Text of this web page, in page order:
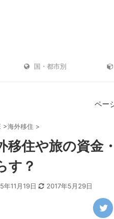
国・都市別
ペー
>海外移住 >
移住や旅の資金
す？
年11月19日 2017年5月29日
機内持ち
ー